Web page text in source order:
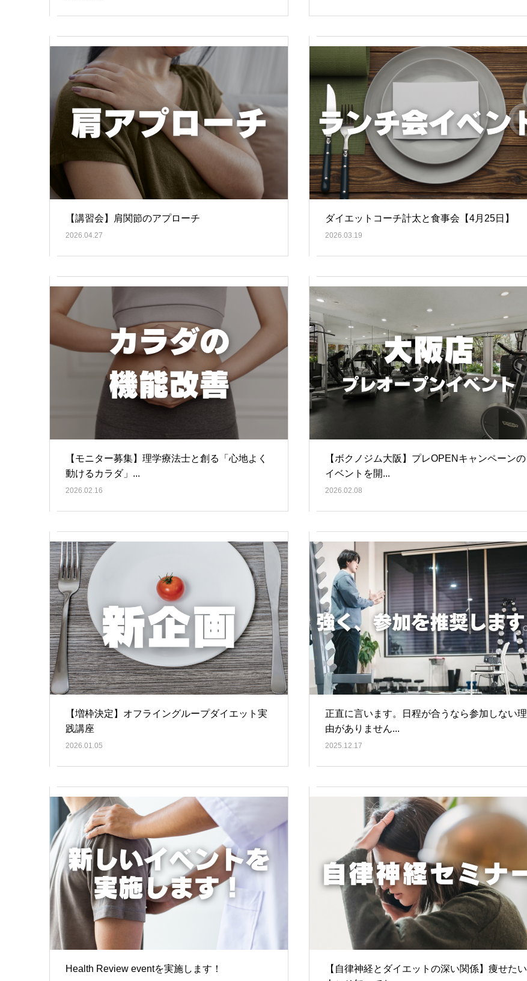
【講習会】肩関節のアプローチ
2026.04.27
ダイエットコーチ計太と食事会【4月25日】
2026.03.19
【モニター募集】理学療法士と創る「心地よく
動けるカラダ」...
2026.02.16
【ボクノジム大阪】プレOPENキャンペーンの
イベントを開...
2026.02.08
【増枠決定】オフライングループダイエット実
践講座
2026.01.05
正直に言います。日程が合うなら参加しない理
由がありません...
2025.12.17
Health Review eventを実施します！
【自律神経とダイエットの深い関係】痩せたい